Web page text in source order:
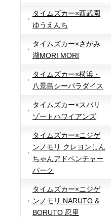
タイムズカー×西武園
ゆうえんち
タイムズカー×さがみ
湖MORI MORI
タイムズカー×横浜・
八景島シーパラダイス
タイムズカー×スパリ
ゾートハワイアンズ
タイムズカー×ニジゲ
ンノモリ クレヨンしん
ちゃんアドベンチャー
パーク
タイムズカー×ニジゲ
ンノモリ NARUTO &
BORUTO 忍里